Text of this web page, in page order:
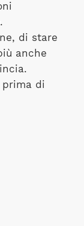
di stare
anche
prima di